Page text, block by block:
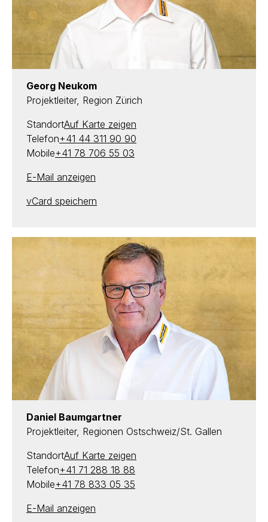
Georg Neukom
Projektleiter, Region Zürich
StandortAuf Karte zeigen
Telefon+41 44 311 90 90
Mobile+41 78 706 55 03
E-Mail anzeigen
vCard speichern
Daniel Baumgartner
Projektleiter, Regionen Ostschweiz/St. Gallen
StandortAuf Karte zeigen
Telefon+41 71 288 18 88
Mobile+41 78 833 05 35
E-Mail anzeigen